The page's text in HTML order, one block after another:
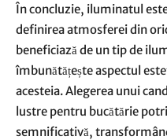
În concluzie, iluminatul
definirea atmosferei din
beneficiază de un tip de
îmbunătățește aspectul
acesteia. Alegerea unui
lustre pentru bucătărie
semnificativă,